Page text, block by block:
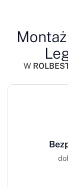
W